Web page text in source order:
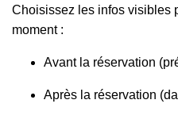
Choisissez les infos visibles
moment :
Avant la réservation
Après la réservation